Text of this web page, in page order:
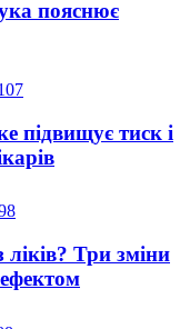
пояснює
підвищує тиск і
Три зміни